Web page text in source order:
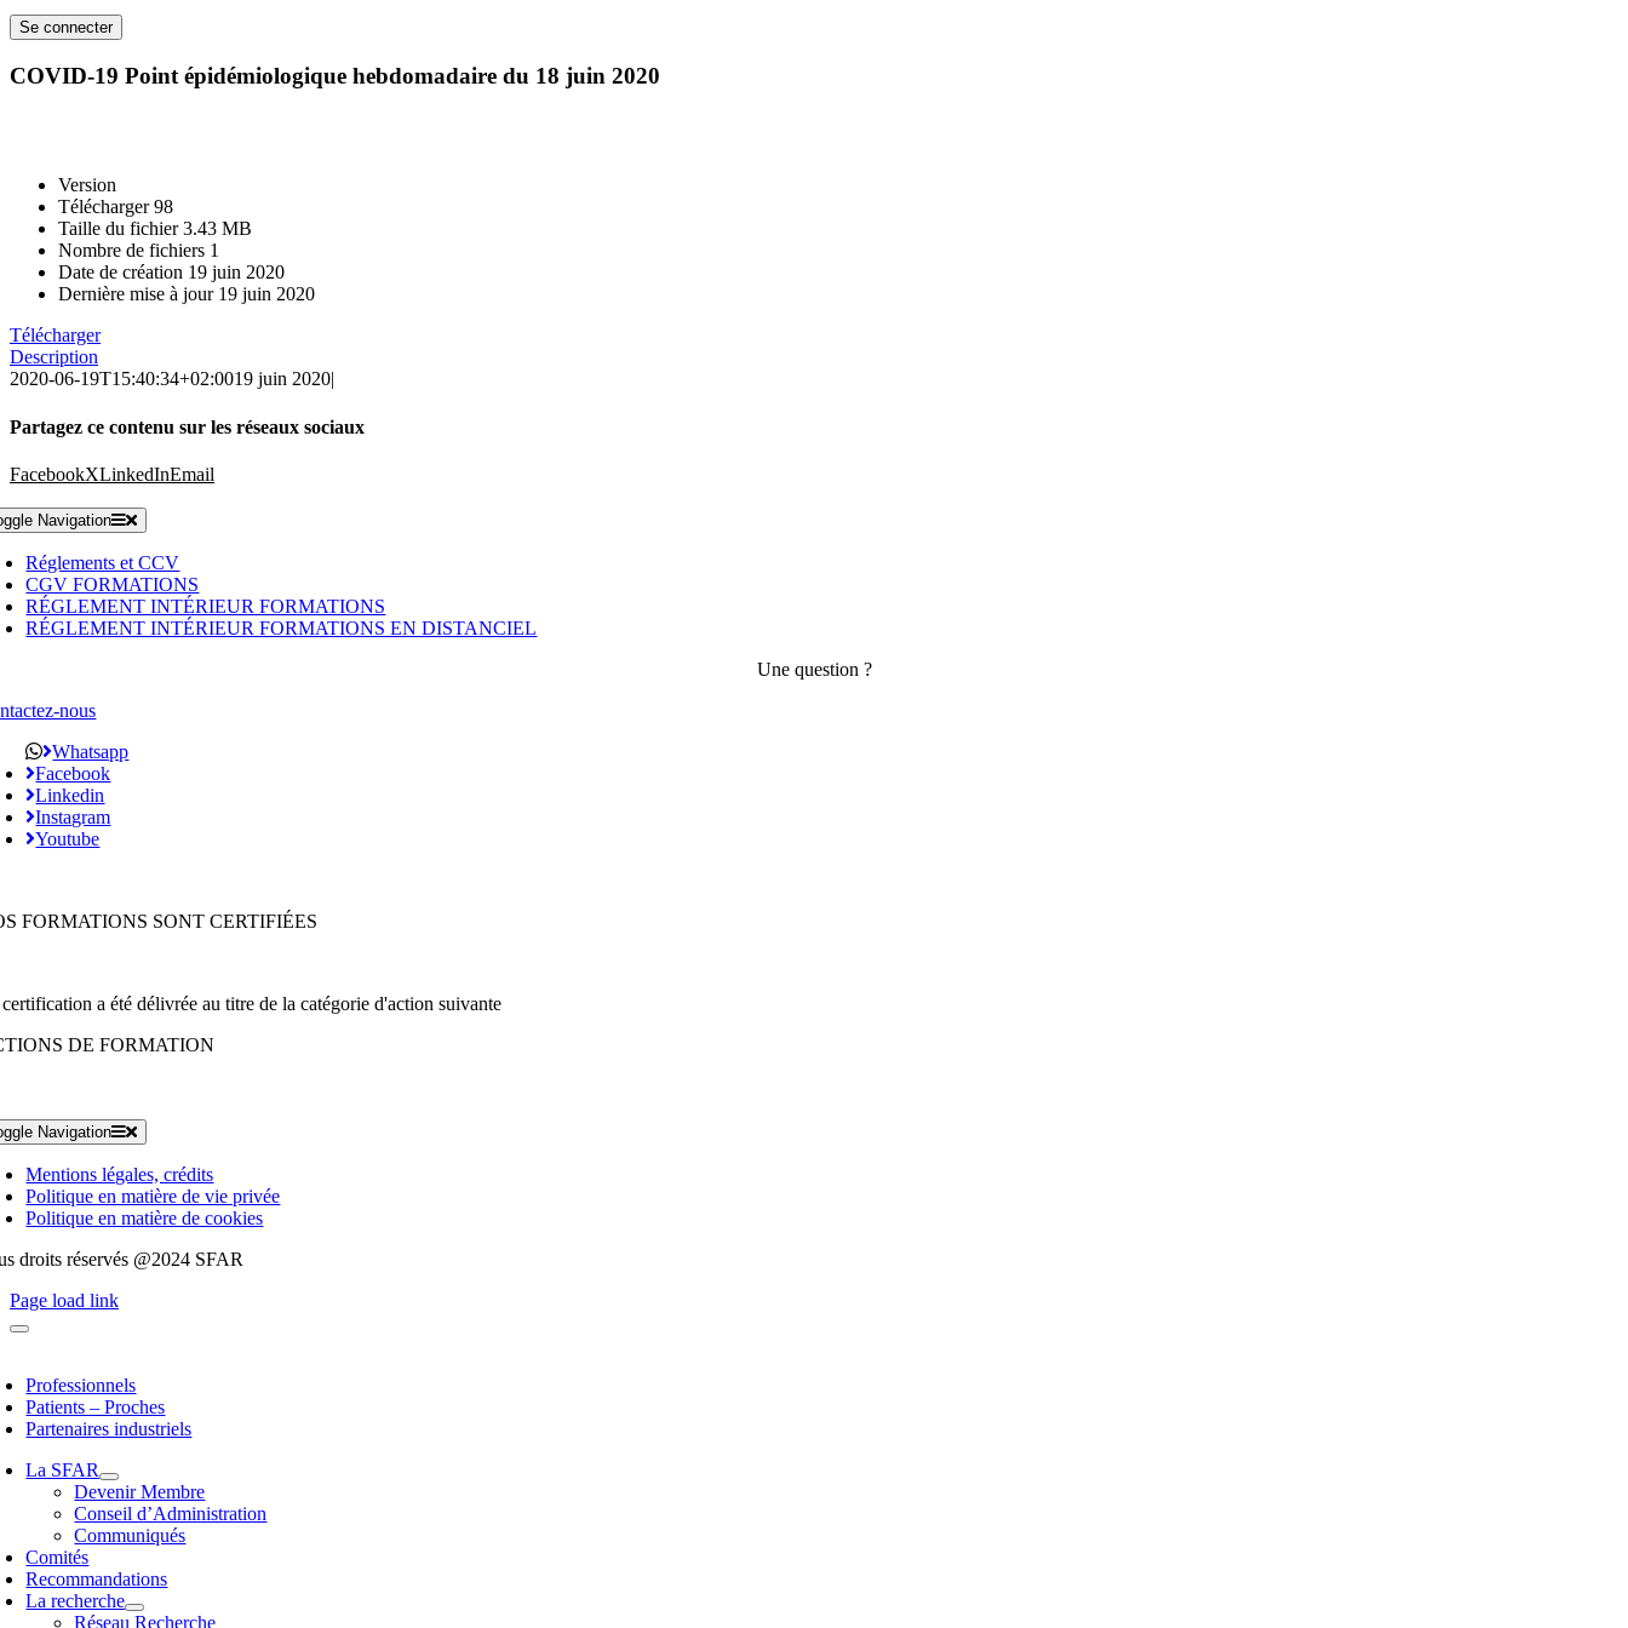
COVID-19 Point épidémiologique hebdomadaire du 18 juin 2020
Version
Télécharger98
Taille du fichier3.43 MB
Nombre de fichiers 1
Date de création 19 juin 2020
Dernière mise à jour 19 juin 2020
Télécharger
Description
2020-06-19T15:40:34+02:0019 juin 2020|
Partagez ce contenu sur les réseaux sociaux
FacebookXLinkedInEmail
Navigation
Réglements et CCV
CGV FORMATIONS
RÉGLEMENT INTÉRIEUR FORMATIONS
RÉGLEMENT INTÉRIEUR FORMATIONS EN DISTANCIEL
Une question ?
nous
Whatsapp
Facebook
Linkedin
Instagram
Youtube
FORMATIONS SONT CERTIFIÉES
a été délivrée au titre de la catégorie d'action suivante
DE FORMATION
Navigation
Mentions légales, crédits
Politique en matière de vie privée
Politique en matière de cookies
droits réservés @2024 SFAR
Page load link
Professionnels
Patients – Proches
Partenaires industriels
La SFAR
Devenir Membre
Conseil d’Administration
Communiqués
Comités
Recommandations
La recherche
Réseau Recherche